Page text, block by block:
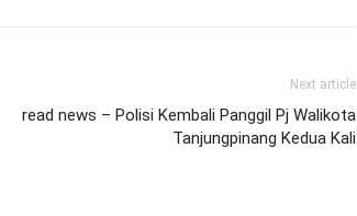
Next article
read news – Polisi Kembali Panggil Pj Walikota
Tanjungpinang Kedua Kali